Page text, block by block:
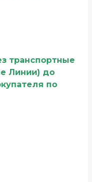
транспортные
Линии) до
по